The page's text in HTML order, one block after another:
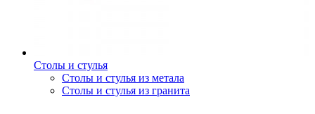
Столы и стулья
Столы и стулья из метала
Столы и стулья из гранита